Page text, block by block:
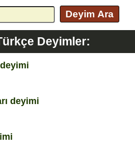
Deyim Ara
Deyimler:
deyimi